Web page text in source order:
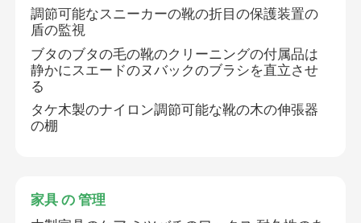
メッセージ
折り返しご連絡いたします！
調節可能なスニーカーの靴の折目の保護装置の
盾の監視
ブタのブタの毛の靴のクリーニングの付属品は
静かにスエードのヌバックのブラシを直立させ
る
タケ木製のナイロン調節可能な靴の木の伸張器
の棚
家具 の 管理